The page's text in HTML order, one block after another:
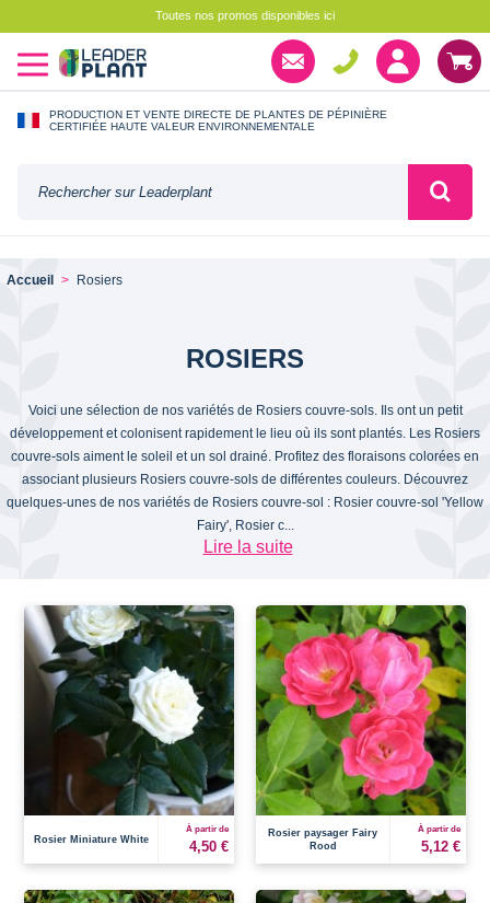
Toutes nos promos disponibles ici
PRODUCTION ET VENTE DIRECTE DE PLANTES DE PÉPINIÈRE
CERTIFIÉE HAUTE VALEUR ENVIRONNEMENTALE
Accueil Rosiers
ROSIERS
Voici une sélection de nos variétés de Rosiers couvre-sols. Ils ont un petit
développement et colonisent rapidement le lieu où ils sont plantés. Les Rosiers
couvre-sols aiment le soleil et un sol drainé. Profitez des floraisons colorées en
associant plusieurs Rosiers couvre-sols de différentes couleurs. Découvrez
quelques-unes de nos variétés de Rosiers couvre-sol : Rosier couvre-sol 'Yellow
Fairy', Rosier c...
Lire la suite
Rosier Miniature White
À partir de
4,50 €
Rosier paysager Fairy
Rood
À partir de
5,12 €